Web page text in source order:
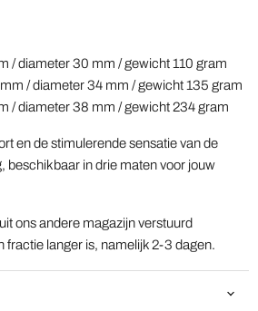
/ diameter 30 mm / gewicht 110 gram
/ diameter 34 mm / gewicht 135 gram
/ diameter 38 mm / gewicht 234 gram
en de stimulerende sensatie van de
beschikbaar in drie maten voor jouw
ons andere magazijn verstuurd
fractie langer is, namelijk 2-3 dagen.